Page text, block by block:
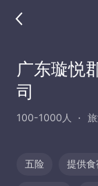
广东璇悦
司
100-1000人
五险 提供食